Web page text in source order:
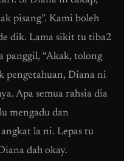
pisang”. Kami boleh
dik. Lama sikit tu tiba2
panggil, “Akak, tolong
pengetahuan, Diana ni
Apa semua rahsia dia
mengadu dan
la ni. Lepas tu
dah okay.